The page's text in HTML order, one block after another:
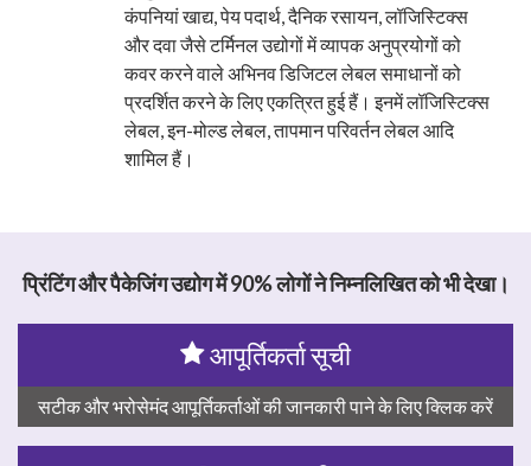
कंपनियां खाद्य, पेय पदार्थ, दैनिक रसायन, लॉजिस्टिक्स
और दवा जैसे टर्मिनल उद्योगों में व्यापक अनुप्रयोगों को
कवर करने वाले अभिनव डिजिटल लेबल समाधानों को
प्रदर्शित करने के लिए एकत्रित हुई हैं। इनमें लॉजिस्टिक्स
लेबल, इन-मोल्ड लेबल, तापमान परिवर्तन लेबल आदि
शामिल हैं।
प्रिंटिंग और पैकेजिंग उद्योग में 90% लोगों ने निम्नलिखित को भी देखा।
आपूर्तिकर्ता सूची
सटीक और भरोसेमंद आपूर्तिकर्ताओं की जानकारी पाने के लिए क्लिक करें